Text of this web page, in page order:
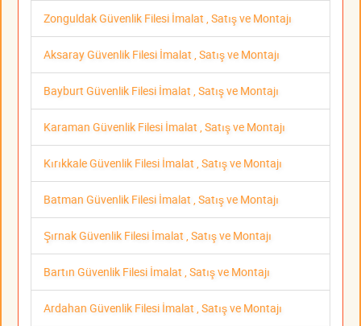
Zonguldak Güvenlik Filesi İmalat , Satış ve Montajı
Aksaray Güvenlik Filesi İmalat , Satış ve Montajı
Bayburt Güvenlik Filesi İmalat , Satış ve Montajı
Karaman Güvenlik Filesi İmalat , Satış ve Montajı
Kırıkkale Güvenlik Filesi İmalat , Satış ve Montajı
Batman Güvenlik Filesi İmalat , Satış ve Montajı
Şırnak Güvenlik Filesi İmalat , Satış ve Montajı
Bartın Güvenlik Filesi İmalat , Satış ve Montajı
Ardahan Güvenlik Filesi İmalat , Satış ve Montajı